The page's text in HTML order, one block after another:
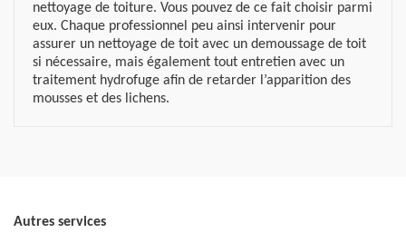
nettoyage de toiture. Vous pouvez de ce fait choisir parmi
eux. Chaque professionnel peu ainsi intervenir pour
assurer un nettoyage de toit avec un demoussage de toit
si nécessaire, mais également tout entretien avec un
traitement hydrofuge afin de retarder l’apparition des
mousses et des lichens.
Autres services